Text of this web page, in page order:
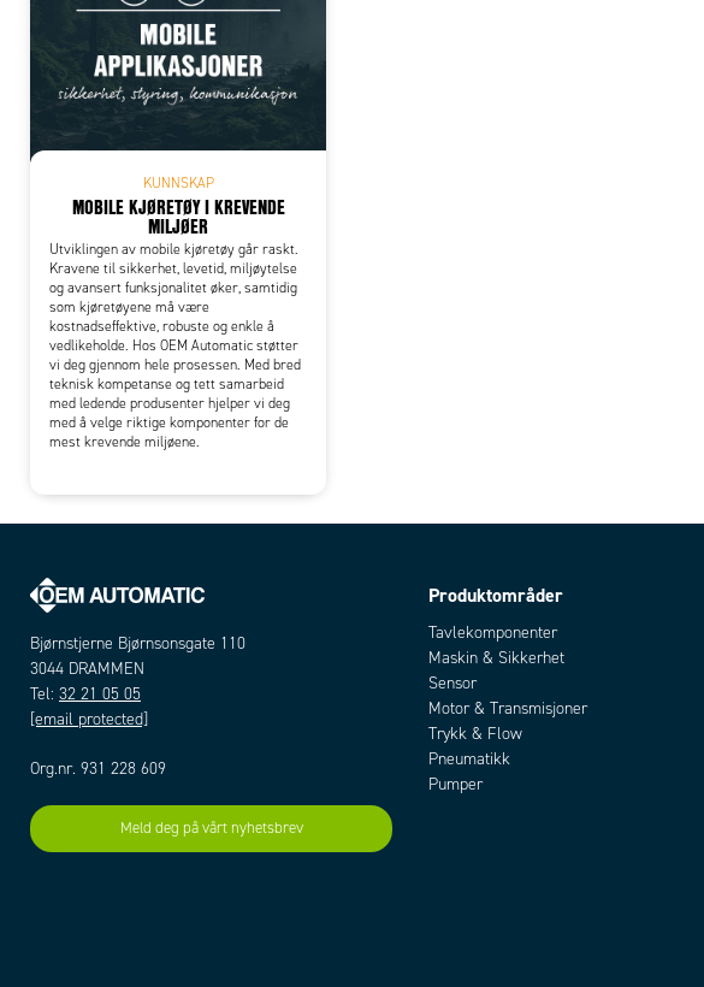
KUNNSKAP
MOBILE KJØRETØY I KREVENDE
MILJØER
Utviklingen av mobile kjøretøy går raskt.
Kravene til sikkerhet, levetid, miljøytelse
og avansert funksjonalitet øker, samtidig
som kjøretøyene må være
kostnadseffektive, robuste og enkle å
vedlikeholde. Hos OEM Automatic støtter
vi deg gjennom hele prosessen. Med bred
teknisk kompetanse og tett samarbeid
med ledende produsenter hjelper vi deg
med å velge riktige komponenter for de
mest krevende miljøene.
Bjørnstjerne Bjørnsonsgate 110
3044 DRAMMEN
Tel: 32 21 05 05
[email protected]
Org.nr. 931 228 609
Meld deg på vårt nyhetsbrev
Produktområder
Tavlekomponenter
Maskin & Sikkerhet
Sensor
Motor & Transmisjoner
Trykk & Flow
Pneumatikk
Pumper